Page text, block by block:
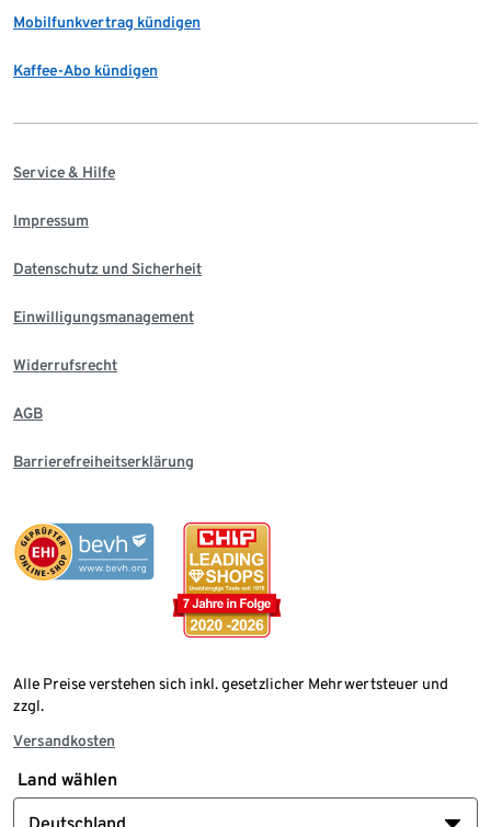
Mobilfunkvertrag kündigen
Kaffee-Abo kündigen
Service & Hilfe
Impressum
Datenschutz und Sicherheit
Einwilligungsmanagement
Widerrufsrecht
AGB
Barrierefreiheitserklärung
Alle Preise verstehen sich inkl. gesetzlicher Mehrwertsteuer und
zzgl.
Versandkosten
Land wählen